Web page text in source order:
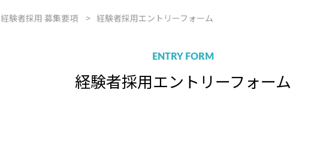
ISO 9001
建築×BIM 土木技術
水源 SWAPS
経験者採用 募集要項 採用情報ニュース
経験者採用 募集要項 経験者採用エントリーフォーム
ENTRY FORM
経験者採用エントリーフォーム